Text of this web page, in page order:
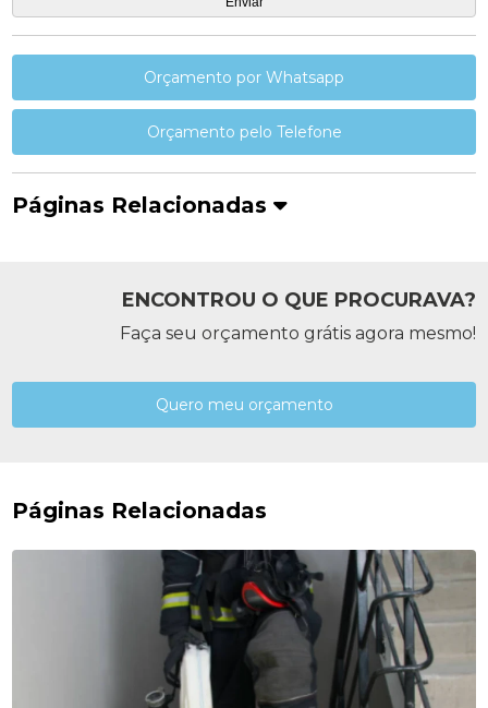
Orçamento por Whatsapp
Orçamento pelo Telefone
Páginas Relacionadas
ENCONTROU O QUE PROCURAVA?
Faça seu orçamento grátis agora mesmo!
Quero meu orçamento
Páginas Relacionadas